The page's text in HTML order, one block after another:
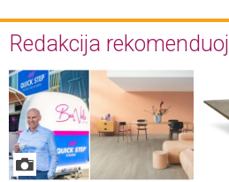
Redakcija